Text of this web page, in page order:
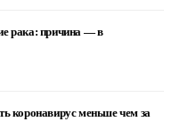
рака: причина — в
коронавирус меньше чем за